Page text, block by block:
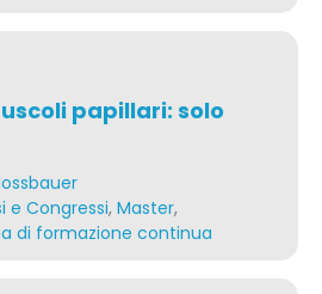
papillari: solo
e Congressi, Master,
di formazione continua